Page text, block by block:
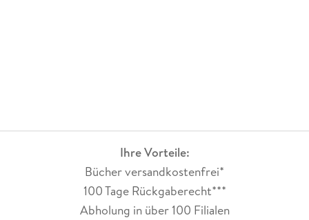
Ihre Vorteile:
Bücher versandkostenfrei*
100 Tage Rückgaberecht***
Abholung in über 100 Filialen